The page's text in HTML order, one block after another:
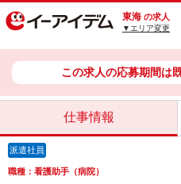
東海 の求人
▼エリア変更
この求人の応募期間は
仕事情報
派遣社員
職種：看護助手（病院）